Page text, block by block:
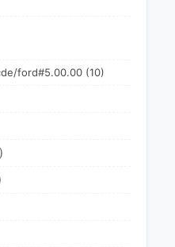
ford#5.00.00 (10)